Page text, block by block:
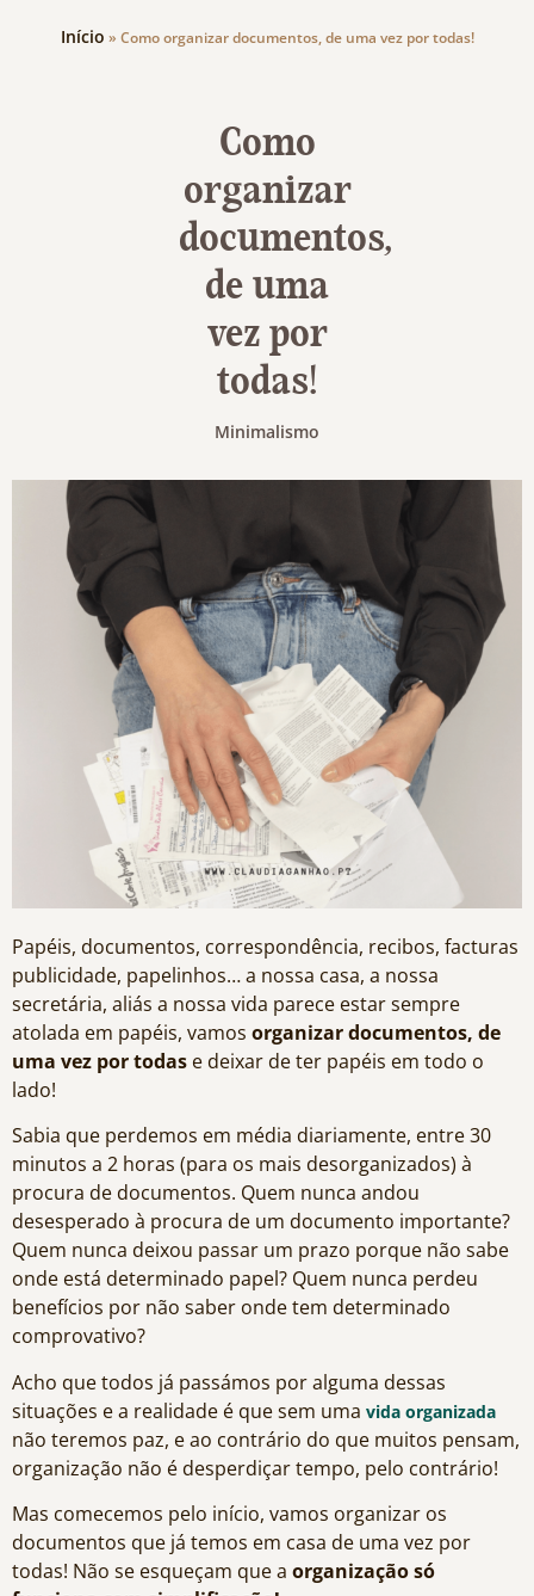
Início » Como organizar documentos, de uma vez por todas!
Como
organizar
documentos,
de uma
vez por
todas!
Minimalismo
Papéis, documentos, correspondência, recibos, facturas
publicidade, papelinhos… a nossa casa, a nossa
secretária, aliás a nossa vida parece estar sempre
atolada em papéis, vamos organizar documentos, de
uma vez por todas e deixar de ter papéis em todo o
lado!
Sabia que perdemos em média diariamente, entre 30
minutos a 2 horas (para os mais desorganizados) à
procura de documentos. Quem nunca andou
desesperado à procura de um documento importante?
Quem nunca deixou passar um prazo porque não sabe
onde está determinado papel? Quem nunca perdeu
benefícios por não saber onde tem determinado
comprovativo?
Acho que todos já passámos por alguma dessas
situações e a realidade é que sem uma vida organizada
não teremos paz, e ao contrário do que muitos pensam,
organização não é desperdiçar tempo, pelo contrário!
Mas comecemos pelo início, vamos organizar os
documentos que já temos em casa de uma vez por
todas! Não se esqueçam que a organização só